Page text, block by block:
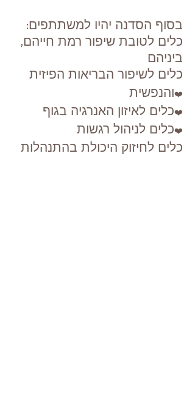
:בסוף הסדנה יהיו למשתתפים
כלים לטובת שיפור רמת חייהם,
ביניהם
כלים לשיפור הבריאות הפיזית
והנפשית❤️
כלים לאיזון האנרגיה בגוף❤️
כלים לניהול רגשות❤️
כלים לחיזוק היכולת בהתנהלות